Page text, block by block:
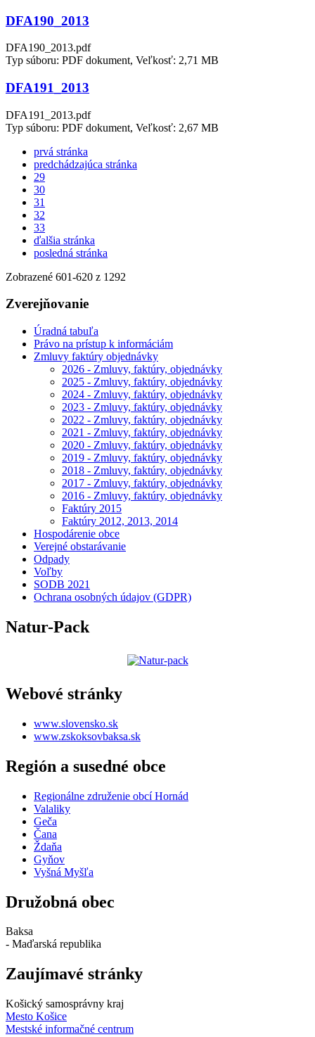
DFA190_2013
DFA190_2013.pdf
Typ súboru: PDF dokument, Veľkosť: 2,71 MB
DFA191_2013
DFA191_2013.pdf
Typ súboru: PDF dokument, Veľkosť: 2,67 MB
prvá stránka
predchádzajúca stránka
29
30
31
32
33
ďalšia stránka
posledná stránka
Zobrazené 601-620 z 1292
Zverejňovanie
Úradná tabuľa
Právo na prístup k informáciám
Zmluvy faktúry objednávky
2026 - Zmluvy, faktúry, objednávky
2025 - Zmluvy, faktúry, objednávky
2024 - Zmluvy, faktúry, objednávky
2023 - Zmluvy, faktúry, objednávky
2022 - Zmluvy, faktúry, objednávky
2021 - Zmluvy, faktúry, objednávky
2020 - Zmluvy, faktúry, objednávky
2019 - Zmluvy, faktúry, objednávky
2018 - Zmluvy, faktúry, objednávky
2017 - Zmluvy, faktúry, objednávky
2016 - Zmluvy, faktúry, objednávky
Faktúry 2015
Faktúry 2012, 2013, 2014
Hospodárenie obce
Verejné obstarávanie
Odpady
Voľby
SODB 2021
Ochrana osobných údajov (GDPR)
Natur-Pack
Webové stránky
www.slovensko.sk
www.zskoksovbaksa.sk
Región a susedné obce
Regionálne združenie obcí Hornád
Valaliky
Geča
Čana
Ždaňa
Gyňov
Vyšná Myšľa
Družobná obec
Baksa
- Maďarská republika
Zaujímavé stránky
Košický samosprávny kraj
Mesto Košice
Mestské informačné centrum